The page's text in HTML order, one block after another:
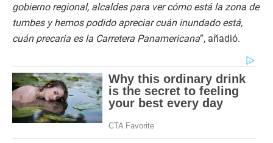
gobierno regional, alcaldes para ver cómo está la zona de
tumbes y hemos podido apreciar cuán inundado está,
cuán precaria es la Carretera Panamericana”, añadió.